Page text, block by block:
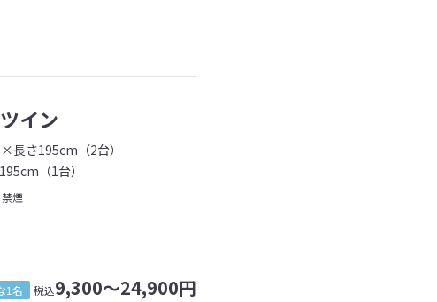
イン
長さ195cm（2台）
（1台）
禁煙
1名 税込9,300～24,900円